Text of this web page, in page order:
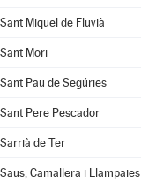
Sant Miquel de Fluvià
Sant Mori
Sant Pau de Segúries
Sant Pere Pescador
Sarrià de Ter
Saus, Camallera i Llampaies